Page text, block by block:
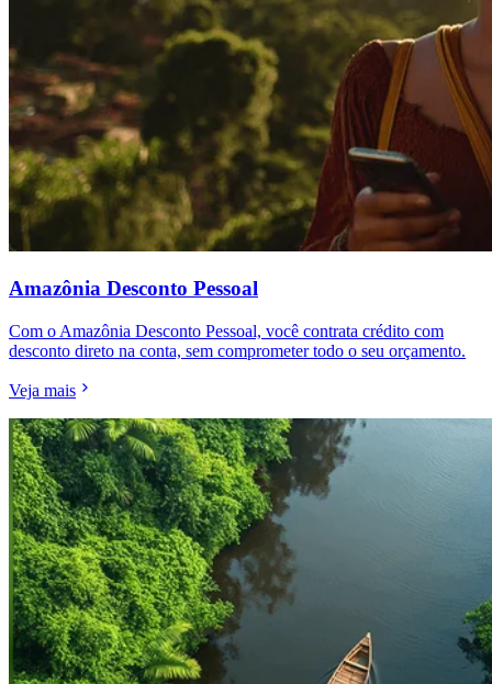
Amazônia Desconto Pessoal
Com o Amazônia Desconto Pessoal, você contrata crédito com
desconto direto na conta, sem comprometer todo o seu orçamento.
Veja mais